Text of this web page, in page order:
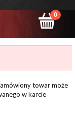
towar może
w karcie